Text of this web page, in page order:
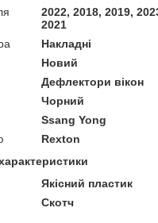
2022, 2018, 2019,
2021
Накладні
Новий
Дефлектори вікон
Чорний
Ssang Yong
Rexton
Якісний пластик
Скотч